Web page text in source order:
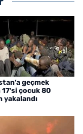
geçmek
çocuk 80
yakalandı